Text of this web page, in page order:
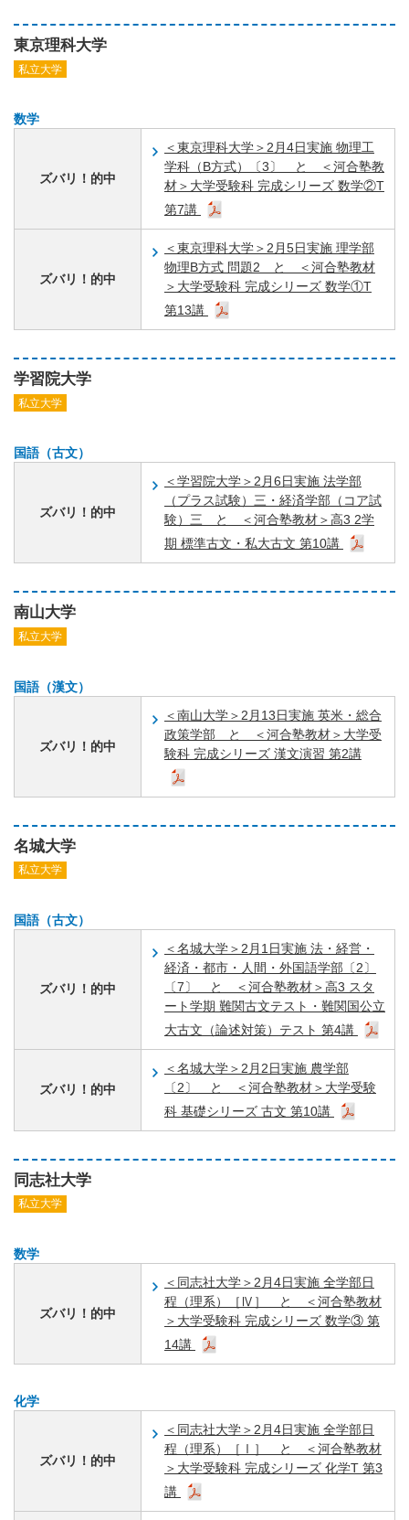
東京理科大学
私立大学
数学
ズバリ！的中
＜東京理科大学＞2月4日実施 物理工
学科（B方式）〔3〕 と ＜河合塾教
材＞大学受験科 完成シリーズ 数学②T
第7講
ズバリ！的中
＜東京理科大学＞2月5日実施 理学部
物理B方式 問題2 と ＜河合塾教材
＞大学受験科 完成シリーズ 数学①T
第13講
学習院大学
私立大学
国語（古文）
ズバリ！的中
＜学習院大学＞2月6日実施 法学部
（プラス試験）三・経済学部（コア試
験）三 と ＜河合塾教材＞高3 2学
期 標準古文・私大古文 第10講
南山大学
私立大学
国語（漢文）
ズバリ！的中
＜南山大学＞2月13日実施 英米・総合
政策学部 と ＜河合塾教材＞大学受
験科 完成シリーズ 漢文演習 第2講
名城大学
私立大学
国語（古文）
ズバリ！的中
＜名城大学＞2月1日実施 法・経営・
経済・都市・人間・外国語学部〔2〕
〔7〕 と ＜河合塾教材＞高3 スタ
ート学期 難関古文テスト・難関国公立
大古文（論述対策）テスト 第4講
ズバリ！的中
＜名城大学＞2月2日実施 農学部
〔2〕 と ＜河合塾教材＞大学受験
科 基礎シリーズ 古文 第10講
同志社大学
私立大学
数学
ズバリ！的中
＜同志社大学＞2月4日実施 全学部日
程（理系）［Ⅳ］ と ＜河合塾教材
＞大学受験科 完成シリーズ 数学③ 第
14講
化学
ズバリ！的中
＜同志社大学＞2月4日実施 全学部日
程（理系）［Ⅰ］ と ＜河合塾教材
＞大学受験科 完成シリーズ 化学T 第3
講